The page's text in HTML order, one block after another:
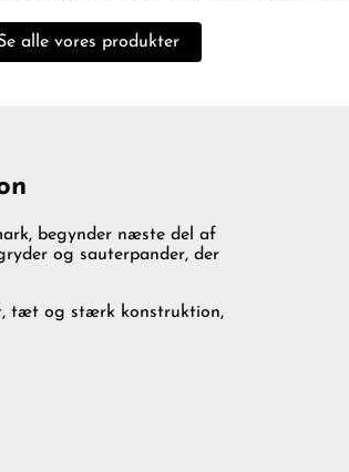
alle vores produkter
begynder næste del af
og sauterpander, der
tæt og stærk konstruktion,